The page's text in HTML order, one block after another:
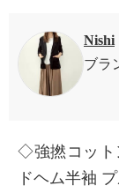
Nishi
ブラ
◇強撚コット
ドヘム半袖